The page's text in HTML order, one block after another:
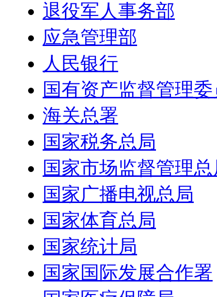
退役军人事务部
应急管理部
人民银行
国有资产监督管理
海关总署
国家税务总局
国家市场监督管理
国家广播电视总局
国家体育总局
国家统计局
国家国际发展合作署